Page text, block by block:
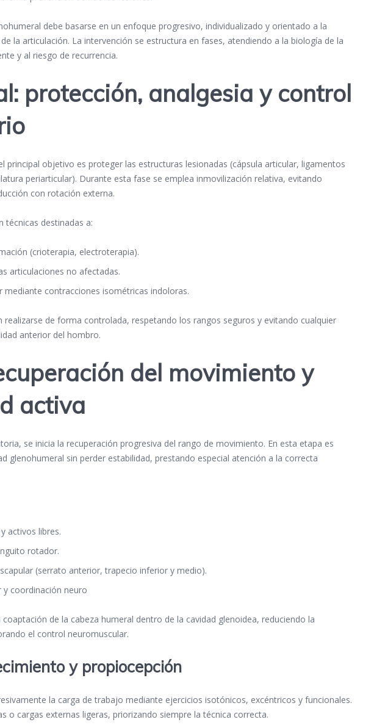
debe basarse en un enfoque progresivo, individualizado y orientado a la
la articulación. La intervención se estructura en fases, atendiendo a la biología de la
y al riesgo de recurrencia.
protección, analgesia y control
principal objetivo es proteger las estructuras lesionadas (cápsula articular, ligamentos
periarticular). Durante esta fase se emplea inmovilización relativa, evitando
con rotación externa.
técnicas destinadas a:
(crioterapia, electroterapia).
articulaciones no afectadas.
mediante contracciones isométricas indoloras.
realizarse de forma controlada, respetando los rangos seguros y evitando cualquier
anterior del hombro.
del movimiento y
activa
se inicia la recuperación progresiva del rango de movimiento. En esta etapa es
glenohumeral sin perder estabilidad, prestando especial atención a la correcta
activos libres.
rotador.
(serrato anterior, trapecio inferior y medio).
coordinación neuro
de la cabeza humeral dentro de la cavidad glenoidea, reduciendo la
el control neuromuscular.
y propiocepción
la carga de trabajo mediante ejercicios isotónicos, excéntricos y funcionales.
o cargas externas ligeras, priorizando siempre la técnica correcta.